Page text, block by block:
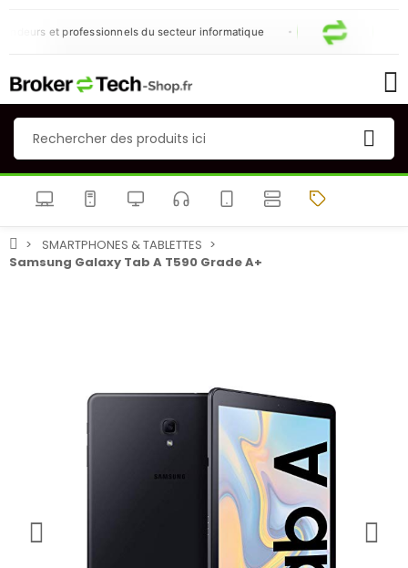
et professionnels du secteur informatique
SMARTPHONES & TABLETTES
Samsung Galaxy Tab A T590 Grade A+